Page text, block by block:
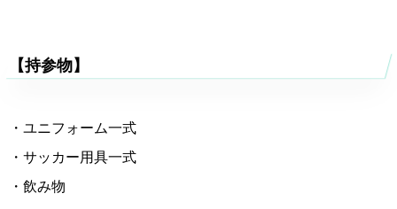
【持参物】
・ユニフォーム一式
・サッカー用具一式
・飲み物